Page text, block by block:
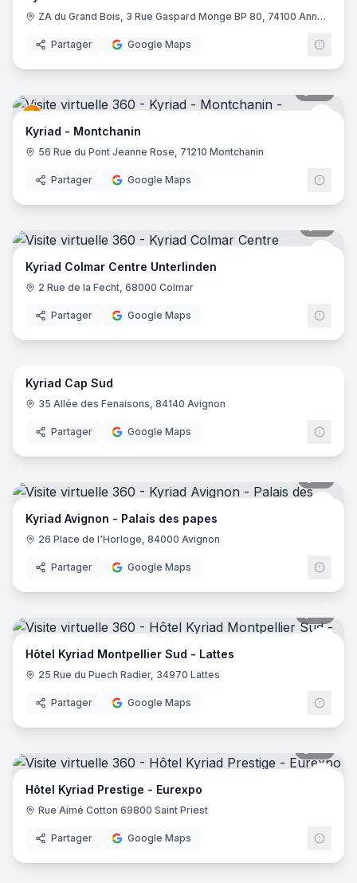
Hôtel Kyriad Avignon Palais des Papes
ZA du Grand Bois, 3 Rue Gaspard Monge BP 80, 74100 Annemasse
Partager Google Maps
Kyriad - Montchanin
56 Rue du Pont Jeanne Rose, 71210 Montchanin
Partager Google Maps
Kyriad Colmar Centre Unterlinden
2 Rue de la Fecht, 68000 Colmar
Partager Google Maps
14
Kyriad Cap Sud
35 Allée des Fenaisons, 84140 Avignon
Partager Google Maps
Kyriad Avignon - Palais des papes
26 Place de l'Horloge, 84000 Avignon
Partager Google Maps
Hôtel Kyriad Montpellier Sud - Lattes
25 Rue du Puech Radier, 34970 Lattes
Partager Google Maps
Hôtel Kyriad Prestige - Eurexpo
Rue Aimé Cotton 69800 Saint Priest
Partager Google Maps